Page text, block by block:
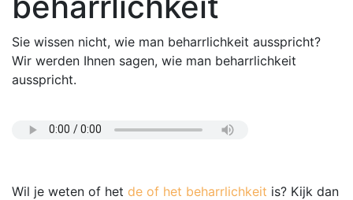
Sie wissen nicht, wie man beharrlichkeit ausspricht?
Wir werden Ihnen sagen, wie man beharrlichkeit
ausspricht.
Wil je weten of het de of het beharrlichkeit is? Kijk dan